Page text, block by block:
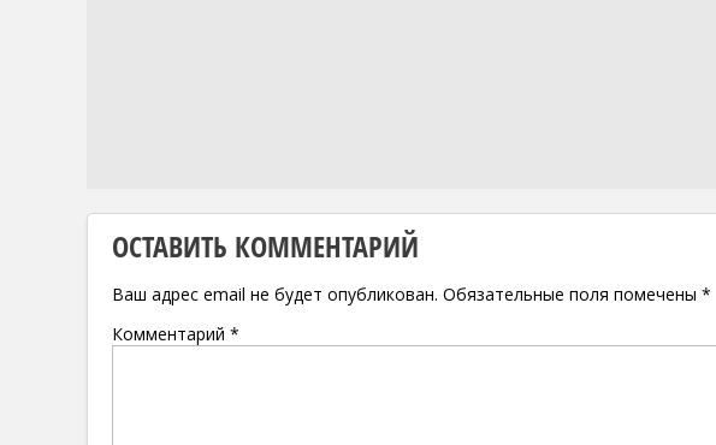
ОСТАВИТЬ КОММЕНТАРИЙ
Ваш адрес email не будет опубликован. Обязательные поля помечены *
Комментарий *